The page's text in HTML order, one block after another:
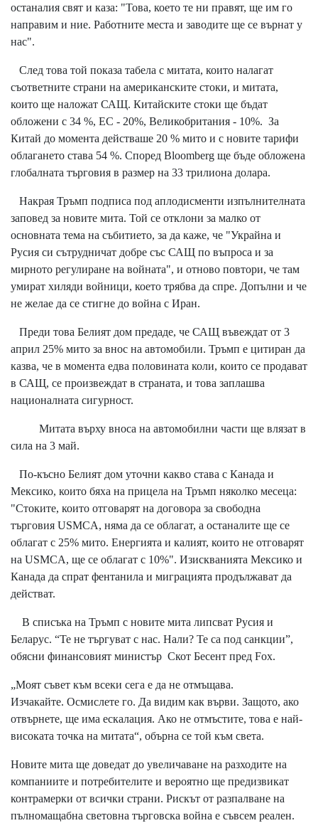
останалия свят и каза: "Това, което те ни правят, ще им го
направим и ние. Работните места и заводите ще се върнат у
нас".
След това той показа табела с митата, които налагат
съответните страни на американските стоки, и митата,
които ще наложат САЩ. Китайските стоки ще бъдат
обложени с 34 %, ЕС - 20%, Великобритания - 10%. За
Китай до момента действаше 20 % мито и с новите тарифи
облагането става 54 %. Според Bloomberg ще бъде обложена
глобалната търговия в размер на 33 трилиона долара.
Накрая Тръмп подписа под аплодисменти изпълнителната
заповед за новите мита. Той се отклони за малко от
основната тема на събитието, за да каже, че "Украйна и
Русия си сътрудничат добре със САЩ по въпроса и за
мирното регулиране на войната", и отново повтори, че там
умират хиляди войници, което трябва да спре. Допълни и че
не желае да се стигне до война с Иран.
Преди това Белият дом предаде, че САЩ въвеждат от 3
април 25% мито за внос на автомобили. Тръмп е цитиран да
казва, че в момента едва половината коли, които се продават
в САЩ, се произвеждат в страната, и това заплашва
националната сигурност.
Митата върху вноса на автомобилни части ще влязат в
сила на 3 май.
По-късно Белият дом уточни какво става с Канада и
Мексико, които бяха на прицела на Тръмп няколко месеца:
"Стоките, които отговарят на договора за свободна
търговия USMCA, няма да се облагат, а останалите ще се
облагат с 25% мито. Енергията и калият, които не отговарят
на USMCA, ще се облагат с 10%". Изискванията Мексико и
Канада да спрат фентанила и миграцията продължават да
действат.
В списъка на Тръмп с новите мита липсват Русия и
Беларус. “Те не търгуват с нас. Нали? Те са под санкции”,
обясни финансовият министър Скот Бесент пред Fox.
„Моят съвет към всеки сега е да не отмъщава.
Изчакайте. Осмислете го. Да видим как върви. Защото, ако
отвърнете, ще има ескалация. Ако не отмъстите, това е най-
високата точка на митата“, обърна се той към света.
Новите мита ще доведат до увеличаване на разходите на
компаниите и потребителите и вероятно ще предизвикат
контрамерки от всички страни. Рискът от разпалване на
пълномащабна световна търговска война е съвсем реален.